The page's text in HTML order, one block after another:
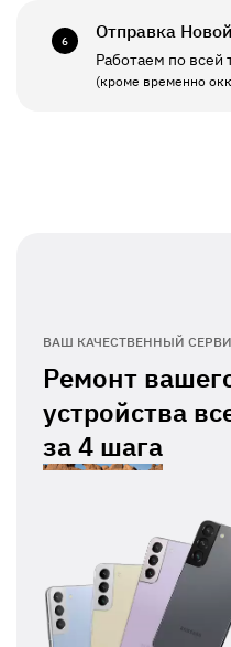
ПН - ПТ
11:00 -
Выходной
6 Отправка
Работаем по всей
(кроме временно
ВАШ КАЧЕСТВЕННЫЙ
Ремонт
устройства
за4 шага